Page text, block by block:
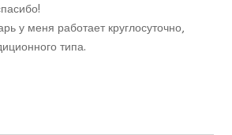
у меня работает круглосуточно,
типа.